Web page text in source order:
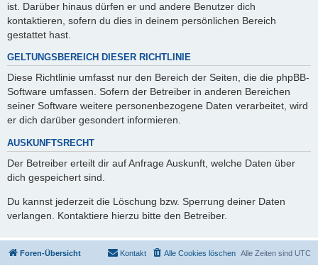
ist. Darüber hinaus dürfen er und andere Benutzer dich
kontaktieren, sofern du dies in deinem persönlichen Bereich
gestattet hast.
GELTUNGSBEREICH DIESER RICHTLINIE
Diese Richtlinie umfasst nur den Bereich der Seiten, die die phpBB-
Software umfassen. Sofern der Betreiber in anderen Bereichen
seiner Software weitere personenbezogene Daten verarbeitet, wird
er dich darüber gesondert informieren.
AUSKUNFTSRECHT
Der Betreiber erteilt dir auf Anfrage Auskunft, welche Daten über
dich gespeichert sind.
Du kannst jederzeit die Löschung bzw. Sperrung deiner Daten
verlangen. Kontaktiere hierzu bitte den Betreiber.
Foren-Übersicht Alle Zeiten sind UTC
Alle Cookies löschen
Kontakt